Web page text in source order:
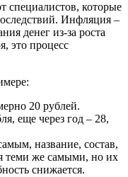
специалистов, которые
Инфляция –
денег из-за роста
это процесс
20 рублей.
еще через год – 28,
название, состав,
теми же самыми, но их
снижается.